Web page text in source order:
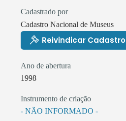
Cadastrado por
Cadastro Nacional de Museus
Reivindicar Cadastro
Ano de abertura
1998
Instrumento de criação
- NÃO INFORMADO -